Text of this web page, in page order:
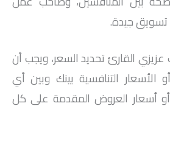
جيدة.
عزيزي القارئ تحديد السعر، ويجب أن
الأسعار التنافسية بينك وبين أي
أسعار العروض المقدمة على كل